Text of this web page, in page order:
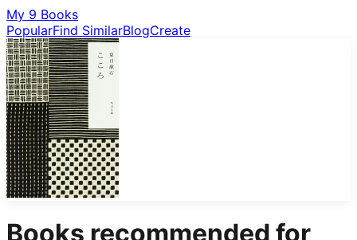
My 9 Books
PopularFind SimilarBlogCreate
Books recommended for